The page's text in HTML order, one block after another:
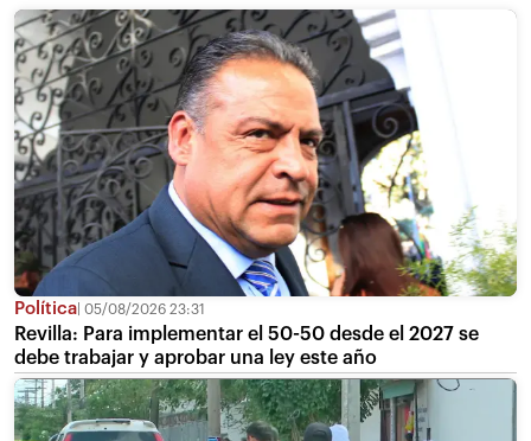
Política 05/08/2026 23:31
Revilla: Para implementar el 50-50 desde el 2027 se
debe trabajar y aprobar una ley este año